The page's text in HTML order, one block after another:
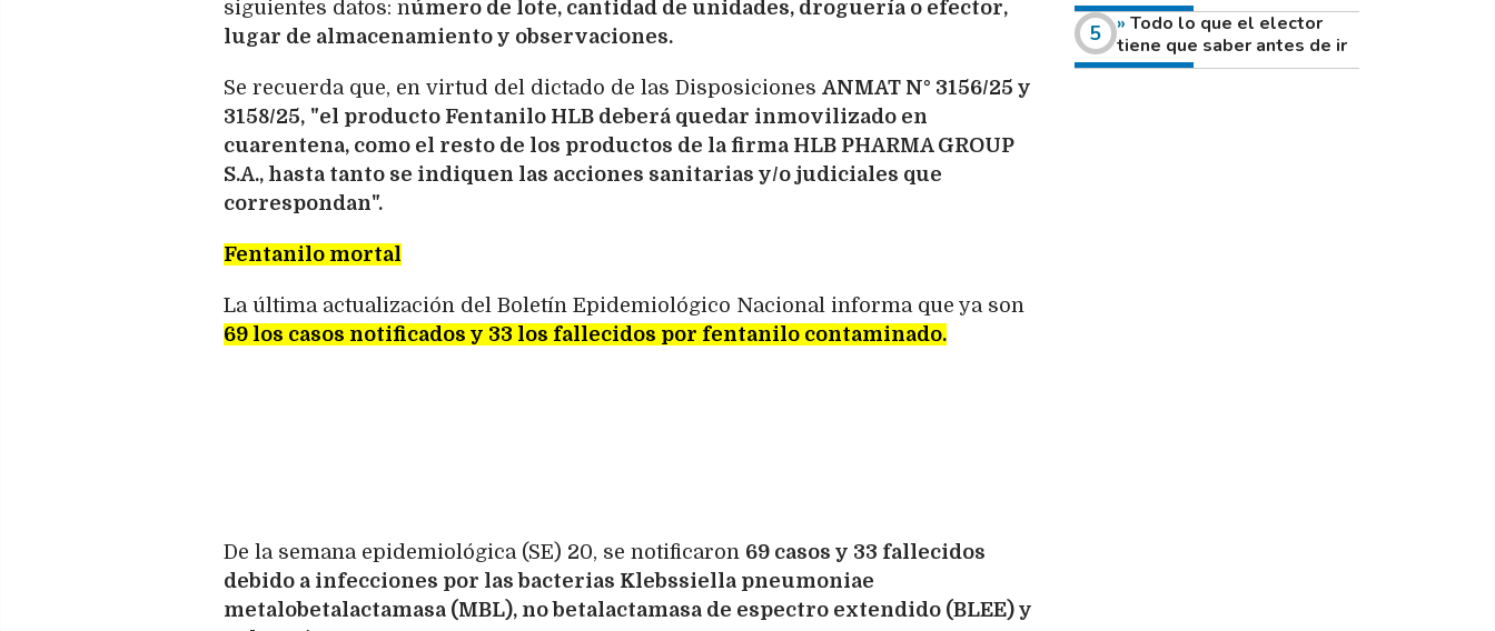
siguientes datos: número de lote, cantidad de unidades, droguería o efector,
lugar de almacenamiento y observaciones.
Se recuerda que, en virtud del dictado de las Disposiciones ANMAT N° 3156/25 y
3158/25, "el producto Fentanilo HLB deberá quedar inmovilizado en
cuarentena, como el resto de los productos de la firma HLB PHARMA GROUP
S.A., hasta tanto se indiquen las acciones sanitarias y/o judiciales que
correspondan".
Fentanilo mortal
La última actualización del Boletín Epidemiológico Nacional informa que ya son
69 los casos notificados y 33 los fallecidos por fentanilo contaminado.
De la semana epidemiológica (SE) 20, se notificaron 69 casos y 33 fallecidos
debido a infecciones por las bacterias Klebssiella pneumoniae
metalobetalactamasa (MBL), no betalactamasa de espectro extendido (BLEE) y
heladera de sus casas": el
fuerte mensaje de una joven
que votó por primera vez
Todo lo que el elector
tiene que saber antes de ir
a votar este domingo